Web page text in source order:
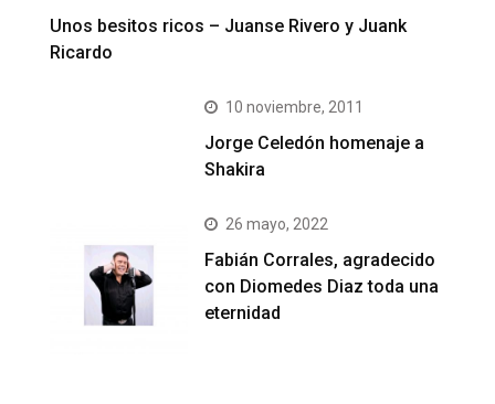
Unos besitos ricos – Juanse Rivero y Juank
Ricardo
10 noviembre, 2011
Jorge Celedón homenaje a
Shakira
26 mayo, 2022
Fabián Corrales, agradecido
con Diomedes Diaz toda una
eternidad